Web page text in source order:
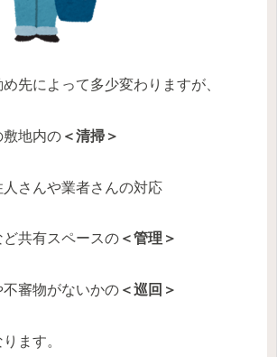
先によって多少変わりますが、
敷地内の ＜清掃＞
人さんや業者さんの対応
ど共有スペースの ＜管理＞
不審物がないかの ＜巡回＞
ます。